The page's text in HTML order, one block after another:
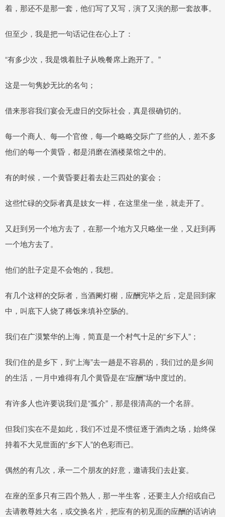
着，那还不是那一套，他们写了又写，演了又演的那一套故事。
但至少，我是把一句话记住在心上了：
“有多少次，我是饿着肚子从晚餐席上跑开了。”
这是一句隽妙无比的名句；
借来形容我们宴会无虚日的交际社会，真是很确切的。
每一个商人、每—个官僚，每—个略略交际广了些的人，差不多
他们的每一个黄昏，都是消磨在酒楼菜馆之中的。
有的时候，一个黄昏要赶着去赴三四处的宴会；
这些忙碌的交际者真是妓女一样，在这里坐一坐，就走开了。
又赶到另一个地方去了，在那一个地方又只略坐一坐，又赶到再
一个地方去了。
他们的肚子定是不会饱的，我想。
有几个这样的交际者，当酒阑灯榭，应酬完毕之后，定是回到家
中，叫底下人烧了稀饭来填补空肠的。
我们在广漠繁华的上海，简直是一个村气十足的“乡下人”；
我们住的是乡下，到“上海”去一趟是不容易的，我们过的是乡间
的生活，一月中难得有几个黄昏是在“应酬”场中度过的。
有许多人也许要说我们是“孤介”，那是很清高的一个名辞。
但我们实在不是如此，我们不过是不惯征逐于酒肉之场，始终保
持着不大见世面的“乡下人”的色彩而已。
偶然的有几次，承一二个朋友的好意，邀请我们去赴宴。
在座的至多只有三四个熟人，那一半生客，还要主人介绍或自己
去请教尊姓大名，或交换名片，把应有的初见面的应酬的话讷讷